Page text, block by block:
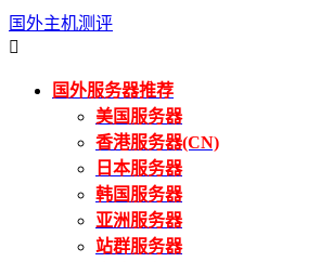
国外主机测评

国外服务器推荐
美国服务器
香港服务器(CN)
日本服务器
韩国服务器
亚洲服务器
站群服务器